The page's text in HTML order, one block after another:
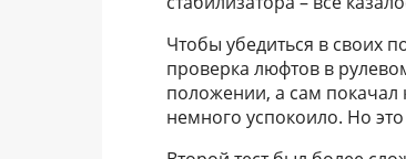
Чтобы убедиться в своих
проверка люфтов в
положении, а сам покачал
немного успокоило. Но